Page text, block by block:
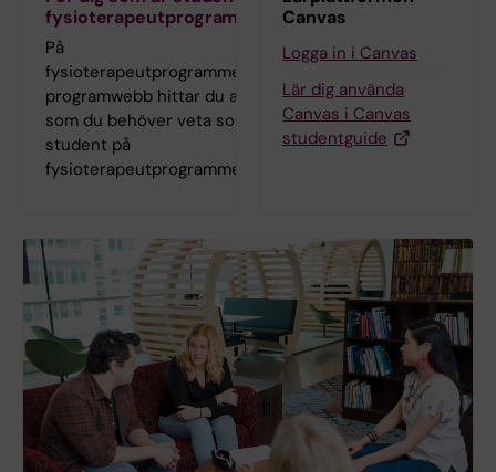
fysioterapeutprogrammet
På
fysioterapeutprogrammets
programwebb hittar du allt
som du behöver veta som
student på
fysioterapeutprogrammet.
Canvas
Logga in i Canvas
Lär dig använda
Canvas i Canvas
studentguide